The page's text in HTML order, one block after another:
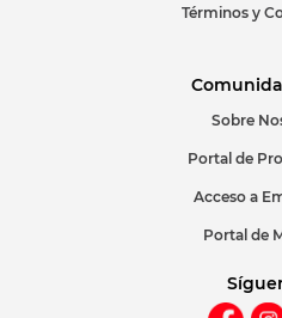
Términos y
Sobre
Portal de
Acceso a
Portal de